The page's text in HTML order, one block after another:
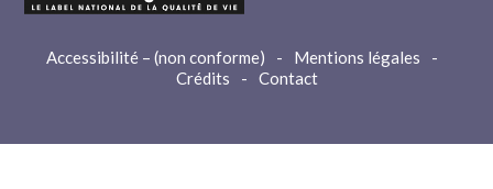
Accessibilité – (non conforme) - Mentions légales
-
Crédits
- Contact